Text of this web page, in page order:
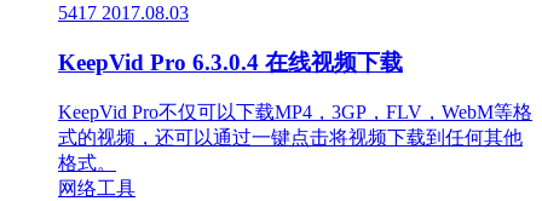
5417 2017.08.03
KeepVid Pro 6.3.0.4 在线视频下载
KeepVid Pro不仅可以下载MP4，3GP，FLV，WebM等格
式的视频，还可以通过一键点击将视频下载到任何其他
格式。
网络工具